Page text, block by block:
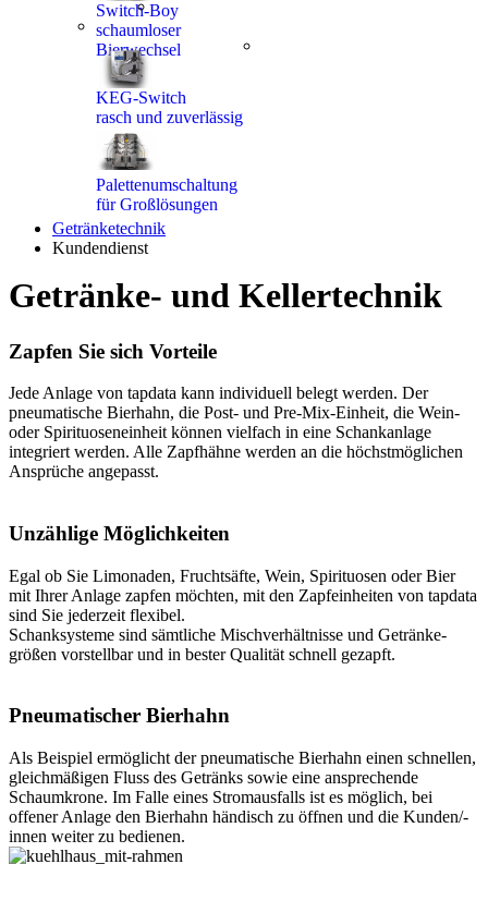
Switch-Boy
schaumloser
Bierwechsel
KEG-Switch
rasch und zuverlässig
Palettenumschaltung
für Großlösungen
Getränketechnik
Kundendienst
Getränke- und Kellertechnik
Zapfen Sie sich Vorteile
Jede Anlage von tapdata kann individuell belegt werden. Der
pneumatische Bierhahn, die Post- und Pre-Mix-Einheit, die Wein-
oder Spirituoseneinheit können vielfach in eine Schankanlage
integriert werden. Alle Zapfhähne werden an die höchstmöglichen
Ansprüche angepasst.
Unzählige Möglichkeiten
Egal ob Sie Limonaden, Fruchtsäfte, Wein, Spirituosen oder Bier
mit Ihrer Anlage zapfen möchten, mit den Zapfeinheiten von tapdata
sind Sie jederzeit flexibel.
Schanksysteme sind sämtliche Mischverhältnisse und Getränke-
größen vorstellbar und in bester Qualität schnell gezapft.
Pneumatischer Bierhahn
Als Beispiel ermöglicht der pneumatische Bierhahn einen schnellen,
gleichmäßigen Fluss des Getränks sowie eine ansprechende
Schaumkrone. Im Falle eines Stromausfalls ist es möglich, bei
offener Anlage den Bierhahn händisch zu öffnen und die Kunden/-
innen weiter zu bedienen.